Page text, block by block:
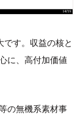
す。収益の核と
に、高付加価値
の無機系素材事